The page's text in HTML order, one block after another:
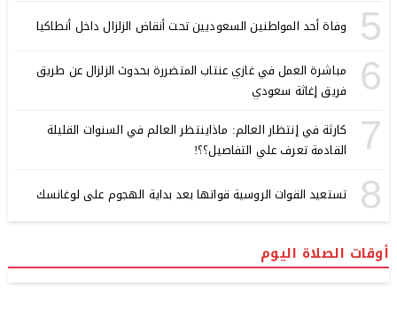
5 وفاة أحد المواطنين السعوديين تحت أنقاض الزلزال داخل أنطاكيا
6
مباشرة العمل في غازي عنتاب المتضررة بحدوث الزلزال عن طريق
فريق إغاثة سعودي
7
كارثة في إنتظار العالم: ماذاينتظر العالم في السنوات القليلة
القادمة تعرف علي التفاصيل؟؟!
8 تستعيد القوات الروسية قواتها بعد بداية الهجوم على لوغانسك
أوقات الصلاة اليوم